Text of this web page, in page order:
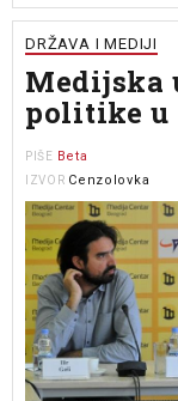
DRŽAVA I MEDIJI
Medijska
politike u
PIŠE Beta
IZVOR Cenzolovka